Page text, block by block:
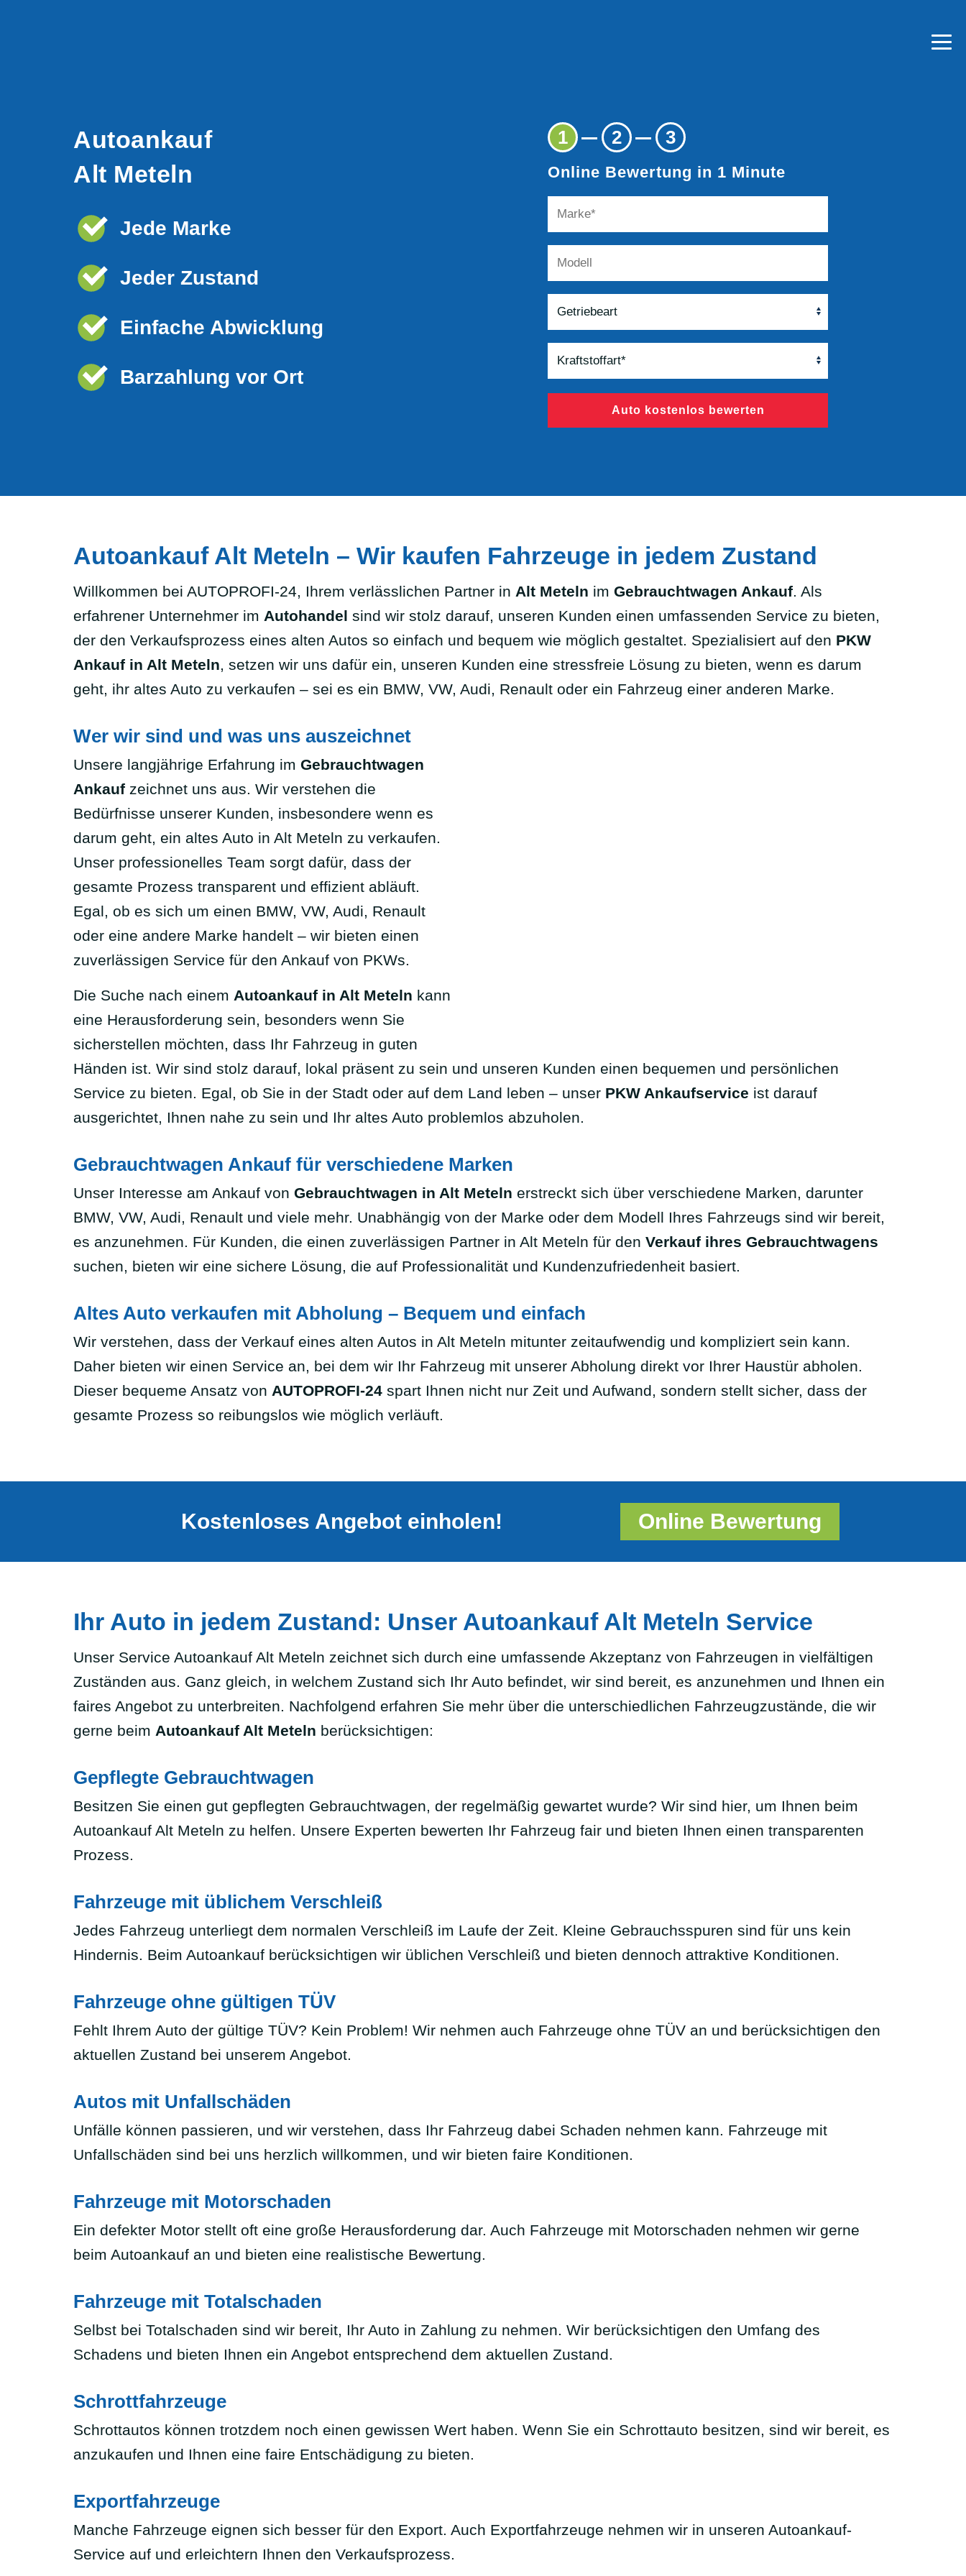
Autoankauf
Alt Meteln
Jede Marke
Jeder Zustand
Einfache Abwicklung
Barzahlung vor Ort
1 2 3
Online Bewertung in 1 Minute
Auto kostenlos bewerten
Autoankauf Alt Meteln – Wir kaufen Fahrzeuge in jedem Zustand
Willkommen bei AUTOPROFI-24, Ihrem verlässlichen Partner in Alt Meteln im Gebrauchtwagen Ankauf. Als
erfahrener Unternehmer im Autohandel sind wir stolz darauf, unseren Kunden einen umfassenden Service zu bieten,
der den Verkaufsprozess eines alten Autos so einfach und bequem wie möglich gestaltet. Spezialisiert auf den PKW
Ankauf in Alt Meteln, setzen wir uns dafür ein, unseren Kunden eine stressfreie Lösung zu bieten, wenn es darum
geht, ihr altes Auto zu verkaufen – sei es ein BMW, VW, Audi, Renault oder ein Fahrzeug einer anderen Marke.
Wer wir sind und was uns auszeichnet
Unsere langjährige Erfahrung im Gebrauchtwagen
Ankauf zeichnet uns aus. Wir verstehen die
Bedürfnisse unserer Kunden, insbesondere wenn es
darum geht, ein altes Auto in Alt Meteln zu verkaufen.
Unser professionelles Team sorgt dafür, dass der
gesamte Prozess transparent und effizient abläuft.
Egal, ob es sich um einen BMW, VW, Audi, Renault
oder eine andere Marke handelt – wir bieten einen
zuverlässigen Service für den Ankauf von PKWs.
Die Suche nach einem Autoankauf in Alt Meteln kann
eine Herausforderung sein, besonders wenn Sie
sicherstellen möchten, dass Ihr Fahrzeug in guten
Händen ist. Wir sind stolz darauf, lokal präsent zu sein und unseren Kunden einen bequemen und persönlichen
Service zu bieten. Egal, ob Sie in der Stadt oder auf dem Land leben – unser PKW Ankaufservice ist darauf
ausgerichtet, Ihnen nahe zu sein und Ihr altes Auto problemlos abzuholen.
Gebrauchtwagen Ankauf für verschiedene Marken
Unser Interesse am Ankauf von Gebrauchtwagen in Alt Meteln erstreckt sich über verschiedene Marken, darunter
BMW, VW, Audi, Renault und viele mehr. Unabhängig von der Marke oder dem Modell Ihres Fahrzeugs sind wir bereit,
es anzunehmen. Für Kunden, die einen zuverlässigen Partner in Alt Meteln für den Verkauf ihres Gebrauchtwagens
suchen, bieten wir eine sichere Lösung, die auf Professionalität und Kundenzufriedenheit basiert.
Altes Auto verkaufen mit Abholung – Bequem und einfach
Wir verstehen, dass der Verkauf eines alten Autos in Alt Meteln mitunter zeitaufwendig und kompliziert sein kann.
Daher bieten wir einen Service an, bei dem wir Ihr Fahrzeug mit unserer Abholung direkt vor Ihrer Haustür abholen.
Dieser bequeme Ansatz von AUTOPROFI-24 spart Ihnen nicht nur Zeit und Aufwand, sondern stellt sicher, dass der
gesamte Prozess so reibungslos wie möglich verläuft.
Kostenloses Angebot einholen! Online Bewertung
Ihr Auto in jedem Zustand: Unser Autoankauf Alt Meteln Service
Unser Service Autoankauf Alt Meteln zeichnet sich durch eine umfassende Akzeptanz von Fahrzeugen in vielfältigen
Zuständen aus. Ganz gleich, in welchem Zustand sich Ihr Auto befindet, wir sind bereit, es anzunehmen und Ihnen ein
faires Angebot zu unterbreiten. Nachfolgend erfahren Sie mehr über die unterschiedlichen Fahrzeugzustände, die wir
gerne beim Autoankauf Alt Meteln berücksichtigen:
Gepflegte Gebrauchtwagen
Besitzen Sie einen gut gepflegten Gebrauchtwagen, der regelmäßig gewartet wurde? Wir sind hier, um Ihnen beim
Autoankauf Alt Meteln zu helfen. Unsere Experten bewerten Ihr Fahrzeug fair und bieten Ihnen einen transparenten
Prozess.
Fahrzeuge mit üblichem Verschleiß
Jedes Fahrzeug unterliegt dem normalen Verschleiß im Laufe der Zeit. Kleine Gebrauchsspuren sind für uns kein
Hindernis. Beim Autoankauf berücksichtigen wir üblichen Verschleiß und bieten dennoch attraktive Konditionen.
Fahrzeuge ohne gültigen TÜV
Fehlt Ihrem Auto der gültige TÜV? Kein Problem! Wir nehmen auch Fahrzeuge ohne TÜV an und berücksichtigen den
aktuellen Zustand bei unserem Angebot.
Autos mit Unfallschäden
Unfälle können passieren, und wir verstehen, dass Ihr Fahrzeug dabei Schaden nehmen kann. Fahrzeuge mit
Unfallschäden sind bei uns herzlich willkommen, und wir bieten faire Konditionen.
Fahrzeuge mit Motorschaden
Ein defekter Motor stellt oft eine große Herausforderung dar. Auch Fahrzeuge mit Motorschaden nehmen wir gerne
beim Autoankauf an und bieten eine realistische Bewertung.
Fahrzeuge mit Totalschaden
Selbst bei Totalschaden sind wir bereit, Ihr Auto in Zahlung zu nehmen. Wir berücksichtigen den Umfang des
Schadens und bieten Ihnen ein Angebot entsprechend dem aktuellen Zustand.
Schrottfahrzeuge
Schrottautos können trotzdem noch einen gewissen Wert haben. Wenn Sie ein Schrottauto besitzen, sind wir bereit, es
anzukaufen und Ihnen eine faire Entschädigung zu bieten.
Exportfahrzeuge
Manche Fahrzeuge eignen sich besser für den Export. Auch Exportfahrzeuge nehmen wir in unseren Autoankauf-
Service auf und erleichtern Ihnen den Verkaufsprozess.